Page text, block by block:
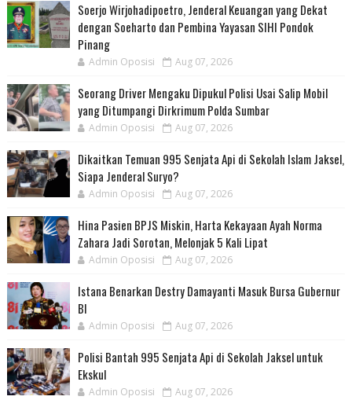
Soerjo Wirjohadipoetro, Jenderal Keuangan yang Dekat
dengan Soeharto dan Pembina Yayasan SIHI Pondok
Pinang
Admin Oposisi Aug 07, 2026
Seorang Driver Mengaku Dipukul Polisi Usai Salip Mobil
yang Ditumpangi Dirkrimum Polda Sumbar
Admin Oposisi Aug 07, 2026
Dikaitkan Temuan 995 Senjata Api di Sekolah Islam Jaksel,
Siapa Jenderal Suryo?
Admin Oposisi Aug 07, 2026
Hina Pasien BPJS Miskin, Harta Kekayaan Ayah Norma
Zahara Jadi Sorotan, Melonjak 5 Kali Lipat
Admin Oposisi Aug 07, 2026
Istana Benarkan Destry Damayanti Masuk Bursa Gubernur
BI
Admin Oposisi Aug 07, 2026
Polisi Bantah 995 Senjata Api di Sekolah Jaksel untuk
Ekskul
Admin Oposisi Aug 07, 2026